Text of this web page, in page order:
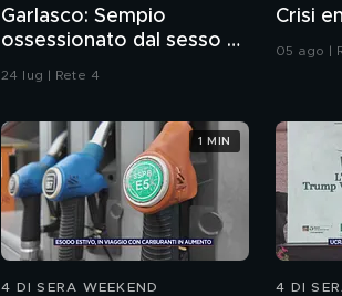
Garlasco: Sempio
ossessionato dal sesso o
ragazzo rispettoso?
24 lug | Rete 4
Crisi
05 ago |
4 DI SERA WEEKEND
1 MIN
4 DI